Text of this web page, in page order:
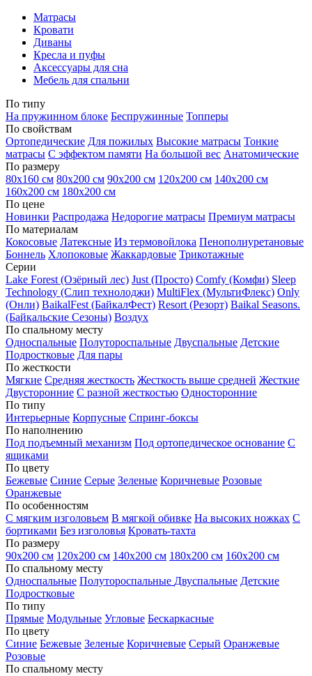
Матрасы
Кровати
Диваны
Кресла и пуфы
Аксессуары для сна
Мебель для спальни
По типу
На пружинном блоке Беспружинные Топперы
По свойствам
Ортопедические Для пожилых Высокие матрасы Тонкие
матрасы С эффектом памяти На большой вес Анатомические
По размеру
80х160 см 80х200 см 90х200 см 120х200 см 140х200 см
160х200 см 180х200 см
По цене
Новинки Распродажа Недорогие матрасы Премиум матрасы
По материалам
Кокосовые Латексные Из термовойлока Пенополиуретановые
Боннель Хлопоковые Жаккардовые Трикотажные
Серии
Lake Forest (Озёрный лес) Just (Просто) Comfy (Комфи) Sleep
Technology (Слип технолоджи) MultiFlex (МультиФлекс) Only
(Онли) BaikalFest (БайкалФест) Resort (Резорт) Baikal Seasons.
(Байкальские Сезоны) Воздух
По спальному месту
Односпальные Полутороспальные Двуспальные Детские
Подростковые Для пары
По жесткости
Мягкие Средняя жесткость Жесткость выше средней Жесткие
Двусторонние С разной жесткостью Односторонние
По типу
Интерьерные Корпусные Спринг-боксы
По наполнению
Под подъемный механизм Под ортопедическое основание С
ящиками
По цвету
Бежевые Синие Серые Зеленые Коричневые Розовые
Оранжевые
По особенностям
С мягким изголовьем В мягкой обивке На высоких ножках С
бортиками Без изголовья Кровать-тахта
По размеру
90х200 см 120х200 см 140х200 см 180х200 см 160х200 см
По спальному месту
Односпальные Полутороспальные Двуспальные Детские
Подростковые
По типу
Прямые Модульные Угловые Бескаркасные
По цвету
Синие Бежевые Зеленые Коричневые Серый Оранжевые
Розовые
По спальному месту